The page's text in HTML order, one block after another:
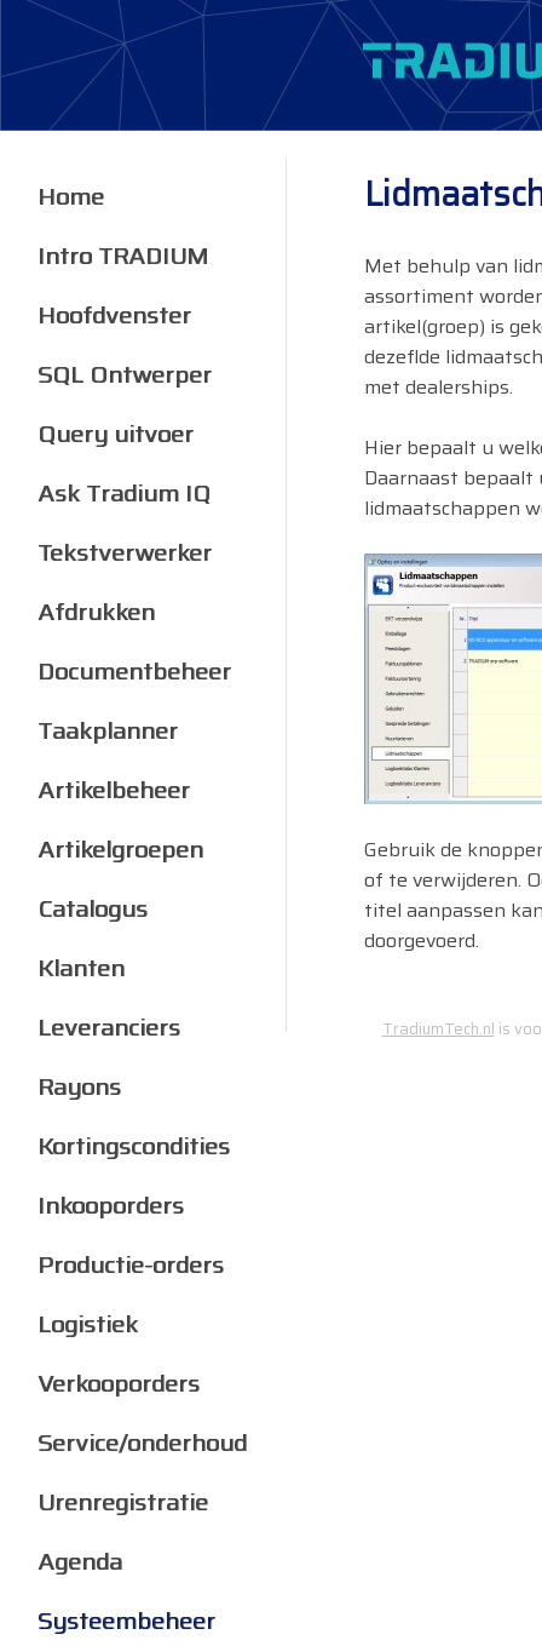
Met behulp van
assortiment
artikel(groep) is
dezeflde
met dealerships.
Hier bepaalt u
Daarnaast bepaalt
lidmaatschappen
Gebruik de
of te verwijderen.
titel aanpassen
doorgevoerd.
TradiumTech.nl is
Home
Intro TRADIUM
Hoofdvenster
SQL Ontwerper
Query uitvoer
Ask Tradium IQ
Tekstverwerker
Afdrukken
Documentbeheer
Taakplanner
Artikelbeheer
Artikelgroepen
Catalogus
Klanten
Leveranciers
Rayons
Kortingscondities
Inkooporders
Productie-orders
Logistiek
Verkooporders
Service/onderhoud
Urenregistratie
Agenda
Systeembeheer